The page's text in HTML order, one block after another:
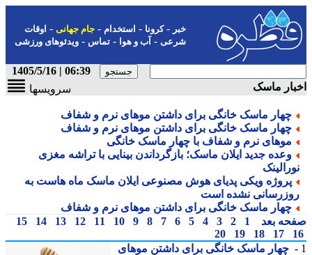
-کرونا-استخدام- جام جهانی-اوقات
شرعی-آب و هوا-تماس-ویدئوهای ورزشی
06:39 | 1405/5/16
ماسک
سرویسها
چهار ماسک خانگی برای داشتن موهای نرم و شفاف
چهار ماسک خانگی برای داشتن موهای نرم و شفاف
موهای نرم و شفاف با چهار ماسک خانگی
وعده جدید ایلان ماسک؛ بازگرداندن بینایی با تراشه مغزی
پروژه ویکی پدیای هوش مصنوعی ایلان ماسک ماه هاست به
نشده است
چهار ماسک خانگی برای داشتن موهای نرم و شفاف
بعد
1
2
3
4
5
6
7
8
9
10
11
12
13
14
15
17
18
19
20
چهار ماسک خانگی برای داشتن موهای